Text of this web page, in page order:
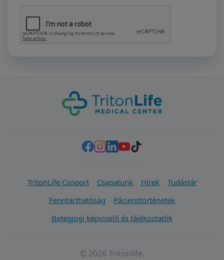
TritonLife Csoport Csapatunk Hírek
Tudástár
Fenntarthatóság
Pácienstörténetek
Betegjogi képviselő és tájékoztatók
© 2026 Tritonlife.